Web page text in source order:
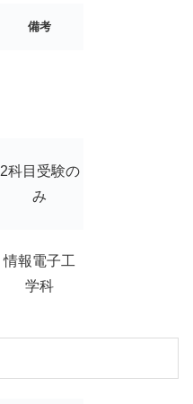
備考
2科目受験の
み
情報電子工
学科